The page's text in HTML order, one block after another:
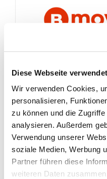
Diese Webseite
Wir verwenden Cookies,
personalisieren,
zu können und die
analysieren. Außerdem
Verwendung unserer
soziale Medien, Werbung
Partner führen diese
weiteren Daten
Dachmarkise
6300 400 x
Mystic Grey
959,00€